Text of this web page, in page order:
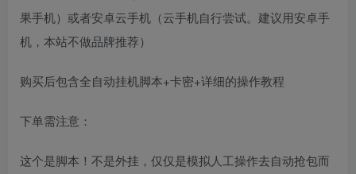
果手机）或者安卓云手机（云手机自行尝试。建议用安卓手
机，本站不做品牌推荐）
购买后包含全自动挂机脚本+卡密+详细的操作教程
下单需注意：
这个是脚本！不是外挂，仅仅是模拟人工操作去自动抢包而